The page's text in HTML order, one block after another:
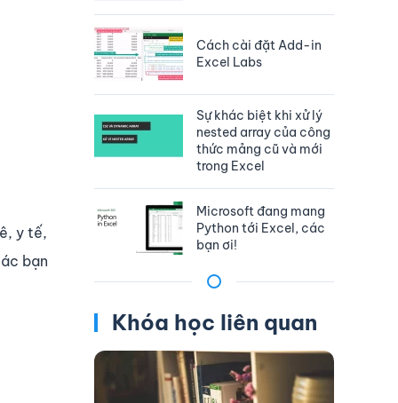
y tế,
bạn
Cách cài đặt Add-in
Excel Labs
Sự khác biệt khi xử lý
nested array của công
thức mảng cũ và mới
trong Excel
Microsoft đang mang
Python tới Excel, các
bạn ơi!
Khóa học liên quan